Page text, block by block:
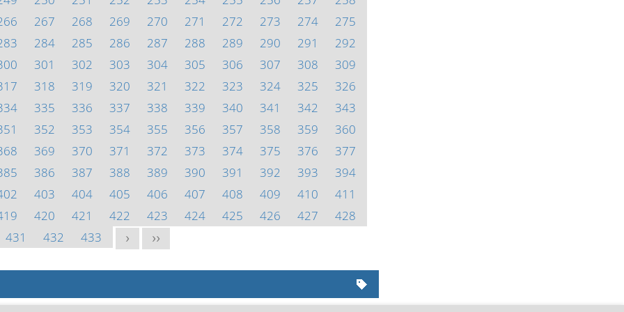
267 268 269 270 271 272 273 274
275
284 285 286 287 288 289 290 291
292
301 302 303 304 305 306 307 308
309
318 319 320 321 322 323 324 325
326
335 336 337 338 339 340 341 342
343
352 353 354 355 356 357 358 359
360
369 370 371 372 373 374 375 376
377
386 387 388 389 390 391 392 393
394
403 404 405 406 407 408 409 410
411
420 421 422 423 424 425 426 427
428
431
432 433 > >>